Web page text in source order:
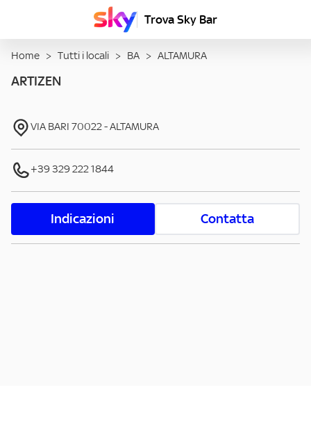
Trova Sky Bar
Home > Tutti i locali > BA > ALTAMURA
ARTIZEN
VIA BARI 70022-ALTAMURA
+39 329 222 1844
Indicazioni Contatta